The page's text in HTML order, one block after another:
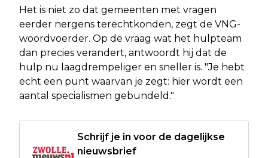
Het is niet zo dat gemeenten met vragen
eerder nergens terechtkonden, zegt de VNG-
woordvoerder. Op de vraag wat het hulpteam
dan precies verandert, antwoordt hij dat de
hulp nu laagdrempeliger en sneller is. "Je hebt
echt een punt waarvan je zegt: hier wordt een
aantal specialismen gebundeld."
Schrijf je in voor de dagelijkse
nieuwsbrief